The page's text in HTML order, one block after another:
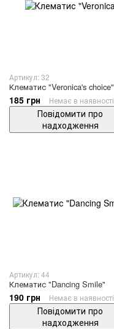
Артикул: 32
Клематис "Veronica's choice"
185 грн Немає в наявності
Повідомити про
надходження
Артикул: 44
Клематис "Dancing Smile"
190 грн Немає в наявності
Повідомити про
надходження